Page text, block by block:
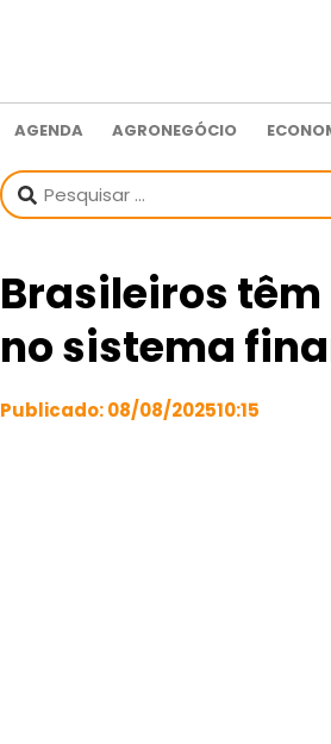
AGENDA AGRONEGÓCIO
Brasileiros têm
no sistema
Publicado:08/08/202510:15